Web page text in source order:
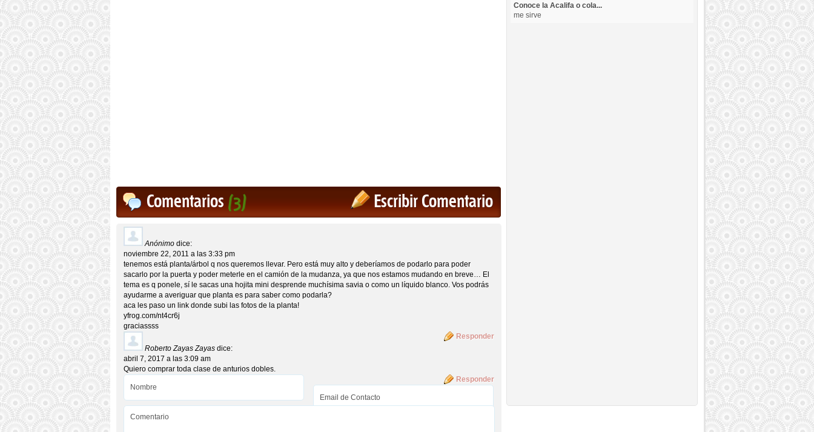
Escribir Comentario
Comentarios(3)
Anónimo dice:
noviembre 22, 2011 a las 3:33 pm
tenemos está planta/árbol q nos queremos llevar. Pero está muy alto y deberíamos de podarlo para poder
sacarlo por la puerta y poder meterle en el camión de la mudanza, ya que nos estamos mudando en breve… El
tema es q ponele, sí le sacas una hojita mini desprende muchísima savia o como un líquido blanco. Vos podrás
ayudarme a averiguar que planta es para saber como podarla?
aca les paso un link donde subi las fotos de la planta!
yfrog.com/nt4cr6j
graciassss
Responder
Roberto Zayas Zayas dice:
abril 7, 2017 a las 3:09 am
Quiero comprar toda clase de anturios dobles.
Responder
Conoce la Acalifa o cola...
me sirve